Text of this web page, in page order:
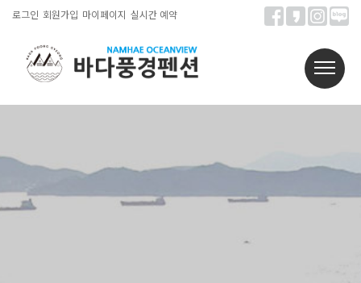
로그인 회원가입 마이페이지 실시간 예약